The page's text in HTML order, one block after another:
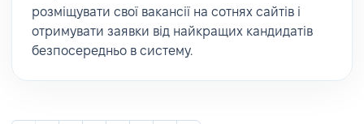
розміщувати свої вакансії на сотнях сайтів і
отримувати заявки від найкращих кандидатів
безпосередньо в систему.